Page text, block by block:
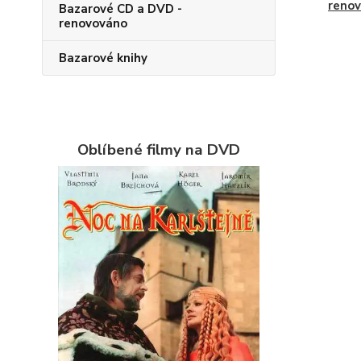
Bazarové CD a DVD -
renovováno
Bazarové knihy
Oblíbené filmy na DVD